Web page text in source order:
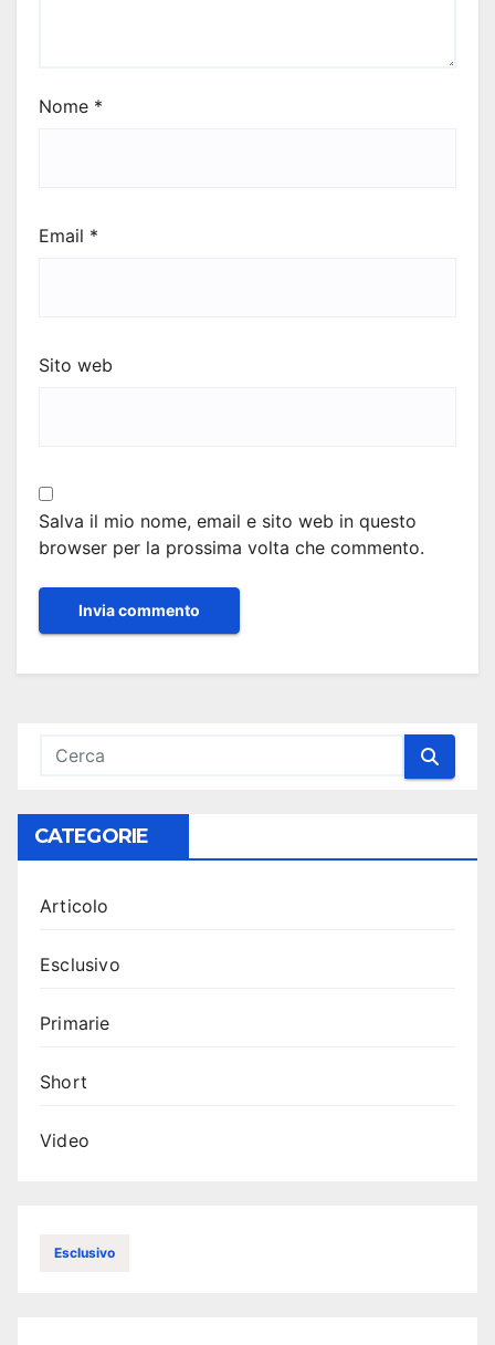
Nome *
Email *
Sito web
Salva il mio nome, email e sito web in questo
browser per la prossima volta che commento.
CATEGORIE
Articolo
Esclusivo
Primarie
Short
Video
Esclusivo